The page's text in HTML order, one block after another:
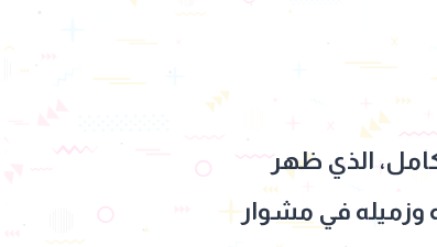
الذي ظهر
وزميله في مشوار